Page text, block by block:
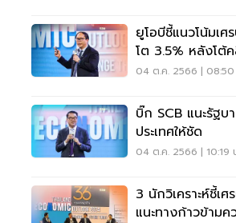
ยูโอบีชี้แนวโน้มเ
โต 3.5% หลังโต้
ปี66
04 ต.ค. 2566 | 08:50
บิ๊ก SCB แนะรัฐบ
ประเทศให้ชัด
04 ต.ค. 2566 | 10:19
3 นักวิเคราะห์ชี้เ
แนะทางก้าวข้ามค